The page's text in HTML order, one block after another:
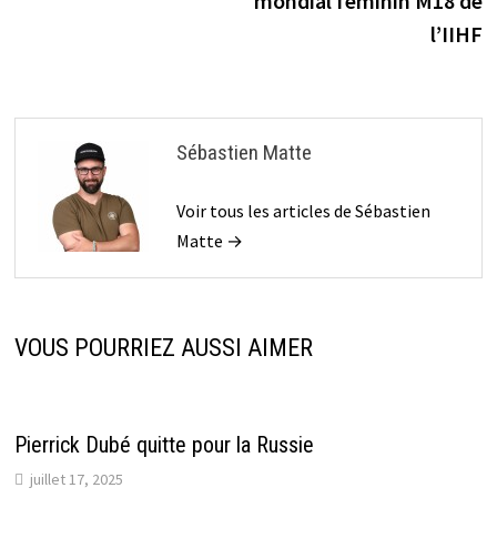
l’IIHF
Sébastien Matte
Voir tous les articles de Sébastien
Matte →
VOUS POURRIEZ AUSSI AIMER
Pierrick Dubé quitte pour la Russie
juillet 17, 2025